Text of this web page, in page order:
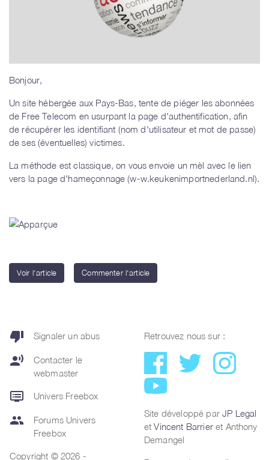
Bonjour,
Un site hébergée aux Pays-Bas, tente de piéger les abonnées
de Free Telecom en usurpant la page d'authentification, afin
de récupérer les identifiant (nom d'utilisateur et mot de passe)
de ses (éventuelles) victimes.
La méthode est classique, on vous envoie un mèl avec le lien
vers la page d'hameçonnage (w-w.keukenimportnederland.nl).
Voir l'article Commenter l'article
thumb_down Signaler un abus
record_voice_over
Contacter le
webmaster
dvr Univers Freebox
group
Forums Univers
Freebox
Copyright © 2026 -
Retrouvez nous sur :
Site développé parJP Legal
etVincent Barrieret Anthony
Demangel